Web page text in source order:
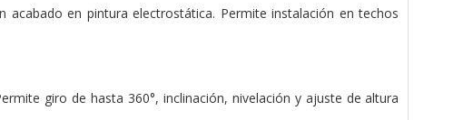
en pintura electrostática. Permite instalación en techos
giro de hasta 360°, inclinación, nivelación y ajuste de altura